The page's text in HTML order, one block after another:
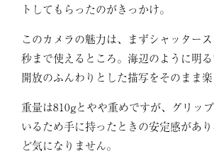
トしてもらったのがきっかけ。
このカメラの魅力は、まずシャッター
秒まで使えるところ。海辺のように明
開放のふんわりとした描写をそのまま楽
重量は810gとやや重めですが、グリッ
いるため手に持ったときの安定感があ
ど気になりません。